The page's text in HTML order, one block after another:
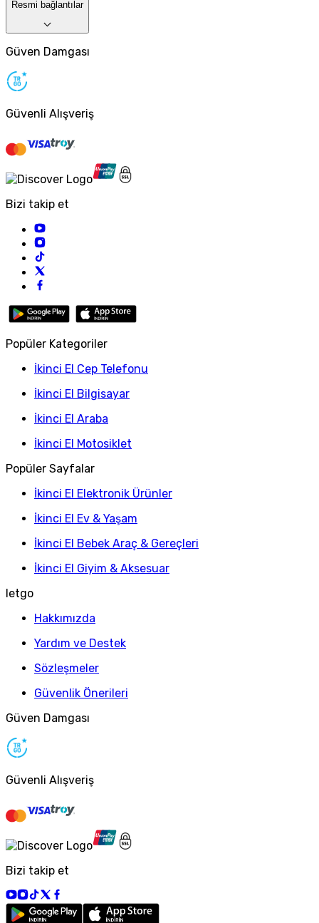
Resmi bağlantılar
Güven Damgası
Güvenli Alışveriş
Bizi takip et
Popüler Kategoriler
İkinci El Cep Telefonu
İkinci El Bilgisayar
İkinci El Araba
İkinci El Motosiklet
Popüler Sayfalar
İkinci El Elektronik Ürünler
İkinci El Ev & Yaşam
İkinci El Bebek Araç & Gereçleri
İkinci El Giyim & Aksesuar
letgo
Hakkımızda
Yardım ve Destek
Sözleşmeler
Güvenlik Önerileri
Güven Damgası
Güvenli Alışveriş
Bizi takip et